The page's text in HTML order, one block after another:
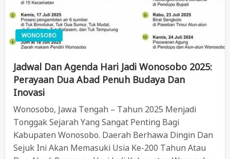
WONOSOBO
Jadwal Dan Agenda Hari Jadi Wonosobo 2025:
Perayaan Dua Abad Penuh Budaya Dan
Inovasi
Wonosobo, Jawa Tengah – Tahun 2025 Menjadi
Tonggak Sejarah Yang Sangat Penting Bagi
Kabupaten Wonosobo. Daerah Berhawa Dingin Dan
Sejuk Ini Akan Memasuki Usia Ke-200 Tahun Atau